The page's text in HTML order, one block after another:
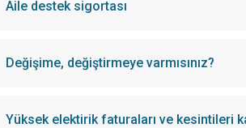
Aile destek sigortası
Değişime, değiştirmeye varmısınız?
Yüksek elektirik faturaları ve kesintileri